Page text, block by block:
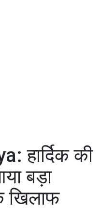
हार्दिक की
बड़ा
खिलाफ